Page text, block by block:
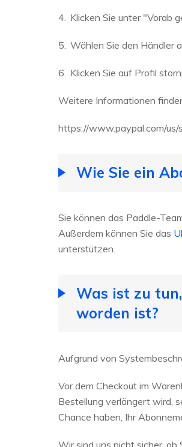
Klicken Sie unter "Vorab
Wählen Sie den Händler
Klicken Sie auf Profil
Weitere Informationen
https://www.paypal.com/
Wie Sie ein
Sie können das Paddle-
Außerdem können Sie das
unterstützen.
Was ist zu
worden ist?
Aufgrund von
Vor dem Checkout im
Bestellung verlängert wird,
Chance haben, Ihr
Wir sind uns nicht sicher,